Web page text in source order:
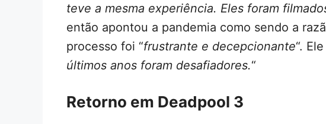
teve a mesma experiência. Eles foram
então apontou a pandemia como sendo a
processo foi “frustrante e decepcionante“.
últimos anos foram desafiadores.“
Retorno em Deadpool 3